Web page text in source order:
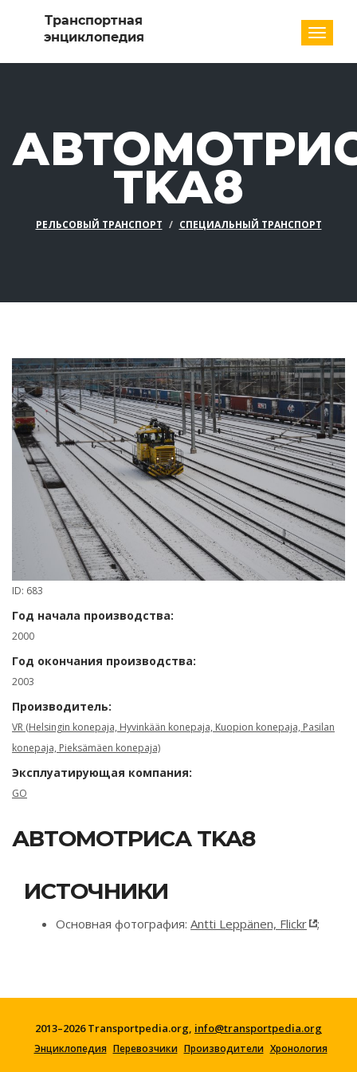
TKA8
РЕЛЬСОВЫЙ ТРАНСПОРТ СПЕЦИАЛЬНЫЙ ТРАНСПОРТ
ID: 683
Год начала производства:
2000
Год окончания производства:
2003
Производитель:
VR (Helsingin konepaja, Hyvinkään konepaja, Kuopion konepaja, Pasilan
konepaja, Pieksämäen konepaja)
Эксплуатирующая компания:
GO
АВТОМОТРИСА TKA8
ИСТОЧНИКИ
Основная фотография: Antti Leppänen, Flickr ;
2013–2026 Transportpedia.org, info@transportpedia.org
Энциклопедия Перевозчики Производители Хронология